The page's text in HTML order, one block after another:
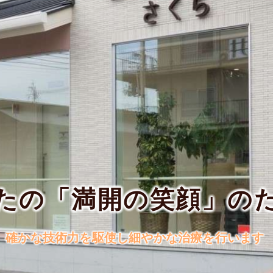
の「満開の笑顔」の
確かな技術力を駆使し細やかな治療を行います